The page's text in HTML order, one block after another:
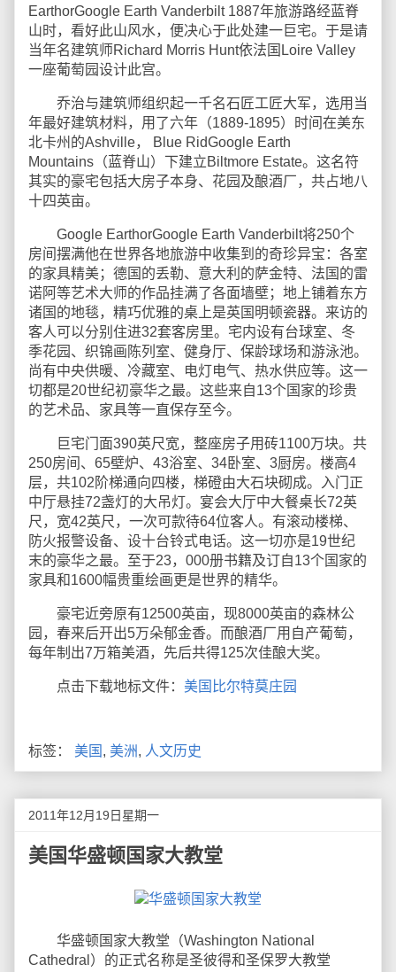
EarthorGoogle Earth Vanderbilt 1887年旅游路经蓝脊
山时，看好此山风水，便决心于此处建一巨宅。于是请
当年名建筑师Richard Morris Hunt依法国Loire Valley
一座葡萄园设计此宫。
乔治与建筑师组织起一千名石匠工匠大军，选用当
年最好建筑材料，用了六年（1889-1895）时间在美东
北卡州的Ashville， Blue RidGoogle Earth
Mountains（蓝脊山）下建立Biltmore Estate。这名符
其实的豪宅包括大房子本身、花园及酿酒厂，共占地八
十四英亩。
Google EarthorGoogle Earth Vanderbilt将250个
房间摆满他在世界各地旅游中收集到的奇珍异宝：各室
的家具精美；德国的丢勒、意大利的萨金特、法国的雷
诺阿等艺术大师的作品挂满了各面墙壁；地上铺着东方
诸国的地毯，精巧优雅的桌上是英国明顿瓷器。来访的
客人可以分别住进32套客房里。宅内设有台球室、冬
季花园、织锦画陈列室、健身厅、保龄球场和游泳池。
尚有中央供暖、冷藏室、电灯电气、热水供应等。这一
切都是20世纪初豪华之最。这些来自13个国家的珍贵
的艺术品、家具等一直保存至今。
巨宅门面390英尺宽，整座房子用砖1100万块。共
250房间、65壁炉、43浴室、34卧室、3厨房。楼高4
层，共102阶梯通向四楼，梯磴由大石块砌成。入门正
中厅悬挂72盏灯的大吊灯。宴会大厅中大餐桌长72英
尺，宽42英尺，一次可款待64位客人。有滚动楼梯、
防火报警设备、设十台铃式电话。这一切亦是19世纪
末的豪华之最。至于23，000册书籍及订自13个国家的
家具和1600幅贵重绘画更是世界的精华。
豪宅近旁原有12500英亩，现8000英亩的森林公
园，春来后开出5万朵郁金香。而酿酒厂用自产葡萄，
每年制出7万箱美酒，先后共得125次佳酿大奖。
点击下载地标文件： 美国比尔特莫庄园
标签： 美国 , 美洲, 人文历史
2011年12月19日星期一
美国华盛顿国家大教堂
华盛顿国家大教堂（Washington National
Cathedral）的正式名称是圣彼得和圣保罗大教堂